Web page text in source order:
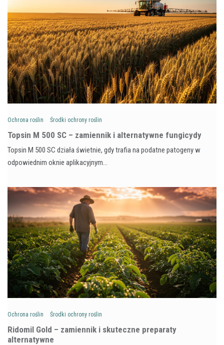
Ochrona roślin Środki ochrony roślin
Topsin M 500 SC – zamiennik i alternatywne fungicydy
Topsin M 500 SC działa świetnie, gdy trafia na podatne patogeny w
odpowiednim oknie aplikacyjnym…
Ochrona roślin Środki ochrony roślin
Ridomil Gold – zamiennik i skuteczne preparaty
alternatywne